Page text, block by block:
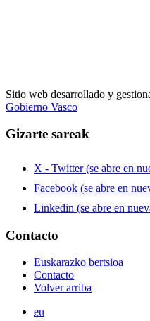
Sitio web desarrollado y
Gobierno Vasco
Gizarte sareak
X - Twitter (se abre en
Facebook (se abre en
Linkedin (se abre en
Contacto
Euskarazko bertsioa
Contacto
Volver arriba
eu